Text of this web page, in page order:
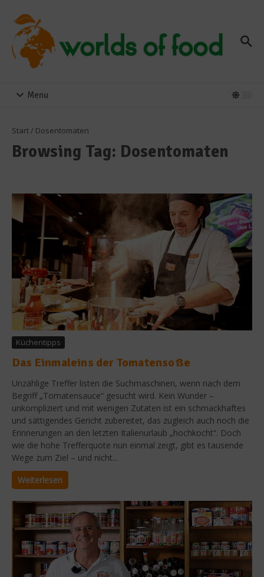
Menu
Start/ Dosentomaten
Browsing Tag: Dosentomaten
Küchentipps
Das Einmaleins der Tomatensoße
Unzählige Treffer listen die Suchmaschinen, wenn nach dem
Begriff „Tomatensauce“ gesucht wird. Kein Wunder –
unkompliziert und mit wenigen Zutaten ist ein schmackhaftes
und sättigendes Gericht zubereitet, das zugleich auch noch die
Erinnerungen an den letzten Italienurlaub „hochkocht“. Doch
wie die hohe Trefferquote nun einmal zeigt, gibt es tausende
Wege zum Ziel – und nicht...
Weiterlesen